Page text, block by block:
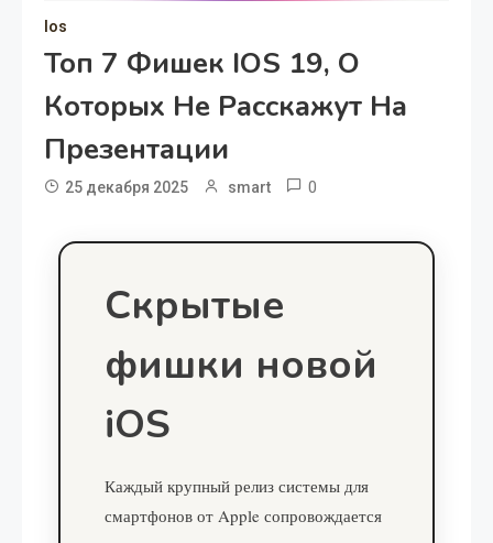
Ios
Топ 7 Фишек IOS 19, О
Которых Не Расскажут На
Презентации
25 декабря 2025 smart 0
Скрытые
фишки новой
iOS
Каждый крупный релиз системы для
смартфонов от Apple сопровождается